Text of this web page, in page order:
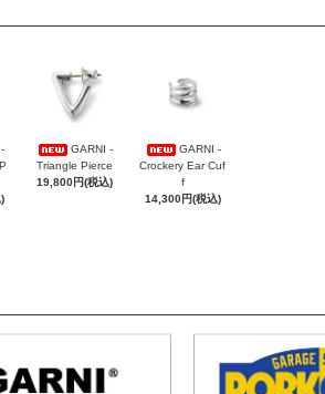
GARNI -
Triangle Pierce
19,800円(税込)
GARNI -
Crockery Ear Cuf
f
14,300円(税込)